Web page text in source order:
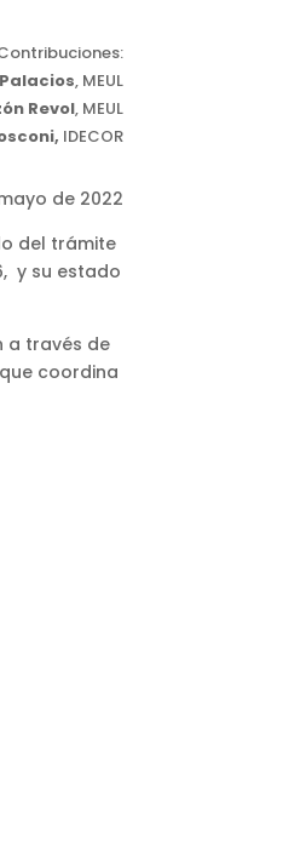
, MEUL
Revol, MEUL
IDECOR
de 2022
del trámite
y su estado
a través de
que coordina